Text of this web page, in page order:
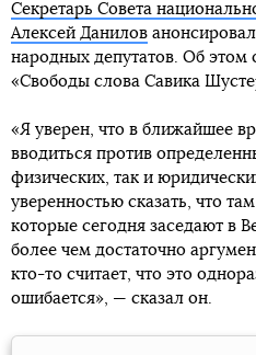
Секретарь Совета
Алексей Данилов
народных депутатов. Об этом
«Свободы слова Савика
«Я уверен, что в ближайшее
вводиться против
физических, так и
уверенностью сказать, что
которые сегодня заседают в
более чем достаточно
кто-то считает, что это
ошибается», — сказал он.